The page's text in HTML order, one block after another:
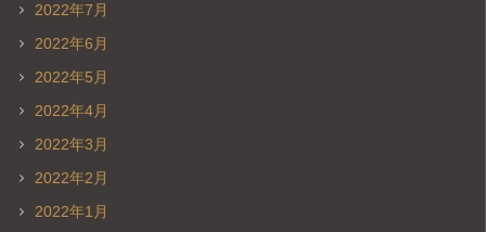
2022年7月
2022年6月
2022年5月
2022年4月
2022年3月
2022年2月
2022年1月